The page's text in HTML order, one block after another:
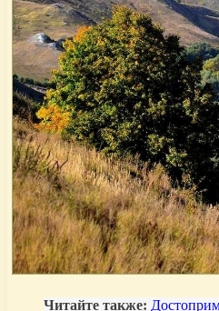
Читайте также: